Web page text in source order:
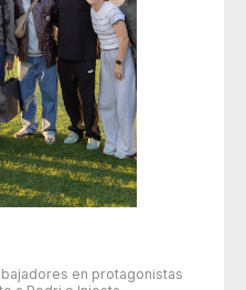
en protagonistas